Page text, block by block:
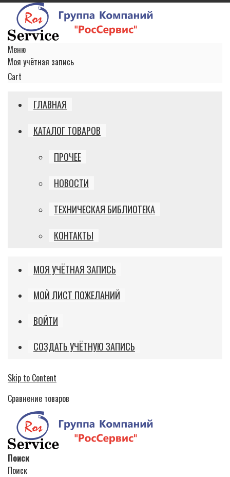
Меню
Моя учётная запись
Cart
ГЛАВНАЯ
КАТАЛОГ ТОВАРОВ
ПРОЧЕЕ
НОВОСТИ
ТЕХНИЧЕСКАЯ БИБЛИОТЕКА
КОНТАКТЫ
МОЯ УЧЁТНАЯ ЗАПИСЬ
МОЙ ЛИСТ ПОЖЕЛАНИЙ
ВОЙТИ
СОЗДАТЬ УЧЁТНУЮ ЗАПИСЬ
Skip to Content
Сравнение товаров
Поиск
Поиск